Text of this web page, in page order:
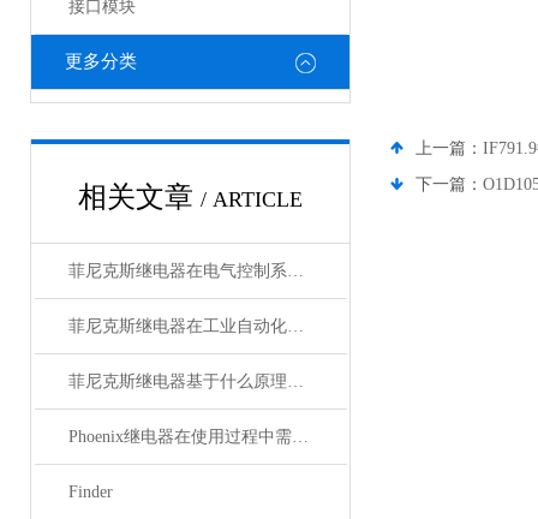
接口模块
更多分类
相关文章 / ARTICLE
菲尼克斯继电器在电气控制系统中的应用
菲尼克斯继电器在工业自动化中的作用
菲尼克斯继电器基于什么原理工作？
Phoenix继电器在使用过程中需要注意哪些事项？
Finder
上一篇：
下一篇：